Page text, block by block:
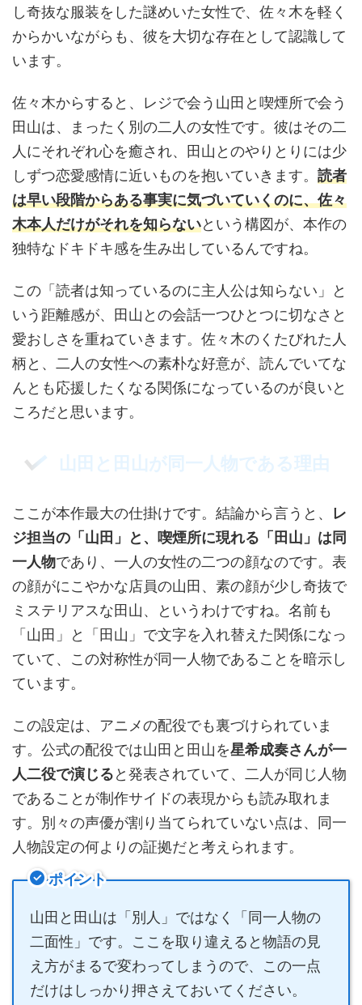
し奇抜な服装をした謎めいた女性で、佐々木を軽く
からかいながらも、彼を大切な存在として認識して
います。
佐々木からすると、レジで会う山田と喫煙所で会う
田山は、まったく別の二人の女性です。彼はその二
人にそれぞれ心を癒され、田山とのやりとりには少
しずつ恋愛感情に近いものを抱いていきます。 読者
は早い段階からある事実に気づいていくのに、佐々
木本人だけがそれを知らないという構図が、本作の
独特なドキドキ感を生み出しているんですね。
この「読者は知っているのに主人公は知らない」と
いう距離感が、田山との会話一つひとつに切なさと
愛おしさを重ねていきます。佐々木のくたびれた人
柄と、二人の女性への素朴な好意が、読んでいてな
んとも応援したくなる関係になっているのが良いと
ころだと思います。
山田と田山が同一人物である理由
ここが本作最大の仕掛けです。結論から言うと、 レ
ジ担当の「山田」と、喫煙所に現れる「田山」は同
一人物であり、一人の女性の二つの顔なのです。表
の顔がにこやかな店員の山田、素の顔が少し奇抜で
ミステリアスな田山、というわけですね。名前も
「山田」と「田山」で文字を入れ替えた関係になっ
ていて、この対称性が同一人物であることを暗示し
ています。
この設定は、アニメの配役でも裏づけられていま
す。公式の配役では山田と田山を星希成奏さんが一
人二役で演じると発表されていて、二人が同じ人物
であることが制作サイドの表現からも読み取れま
す。別々の声優が割り当てられていない点は、同一
人物設定の何よりの証拠だと考えられます。
ポイント
山田と田山は「別人」ではなく「同一人物の
二面性」です。ここを取り違えると物語の見
え方がまるで変わってしまうので、この一点
だけはしっかり押さえておいてください。